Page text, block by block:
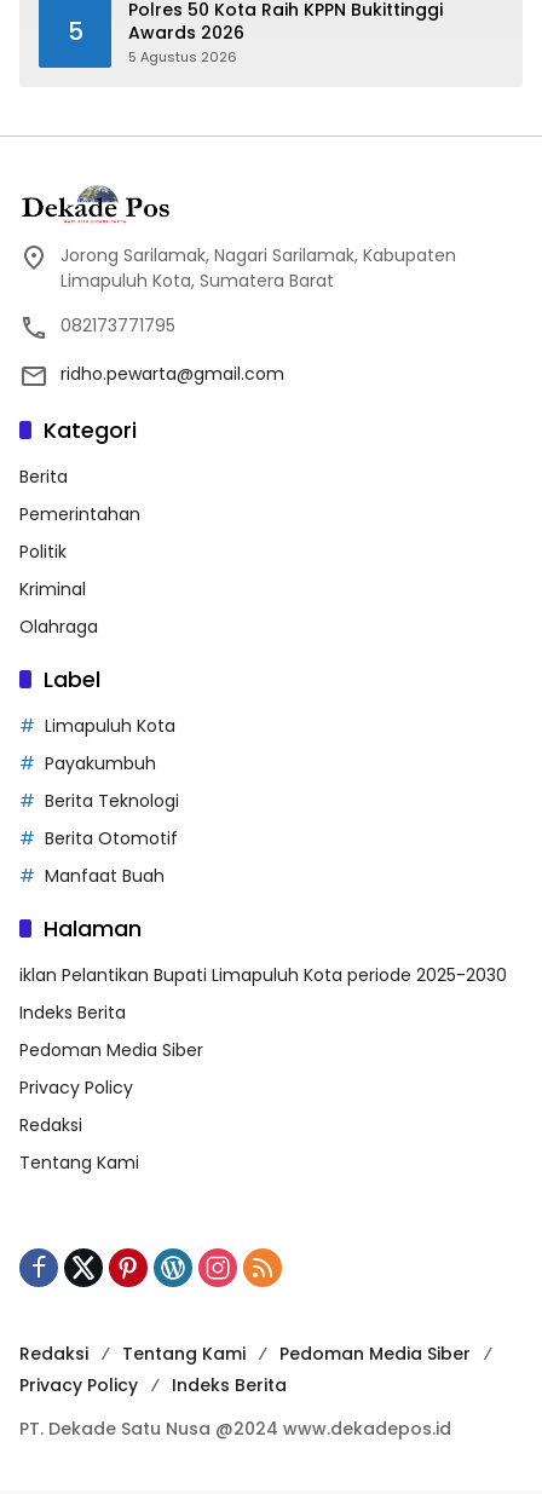
5
Polres 50 Kota Raih KPPN Bukittinggi
Awards 2026
5 Agustus 2026
Jorong Sarilamak, Nagari Sarilamak, Kabupaten
Limapuluh Kota, Sumatera Barat
082173771795
ridho.pewarta@gmail.com
Kategori
Berita
Pemerintahan
Politik
Kriminal
Olahraga
Label
Limapuluh Kota
Payakumbuh
Berita Teknologi
Berita Otomotif
Manfaat Buah
Halaman
iklan Pelantikan Bupati Limapuluh Kota periode 2025-2030
Indeks Berita
Pedoman Media Siber
Privacy Policy
Redaksi
Tentang Kami
Redaksi Tentang Kami
Pedoman Media Siber
Privacy Policy
Indeks Berita
PT. Dekade Satu Nusa @2024 www.dekadepos.id